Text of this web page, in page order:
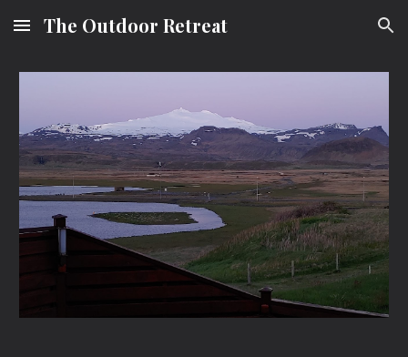
Skip to main content Skip to navigation
The Outdoor Retreat